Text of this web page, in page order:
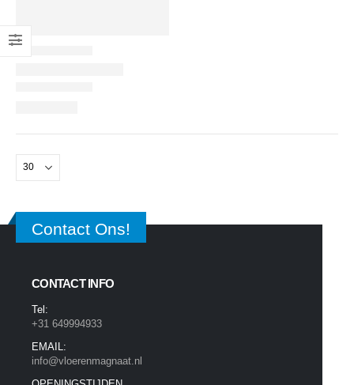
Contact Ons!
CONTACT INFO
Tel:
+31 649994933
EMAIL:
info@vloerenmagnaat.nl